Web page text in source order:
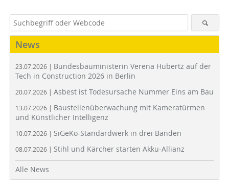
News
23.07.2026 | Bundesbauministerin Verena Hubertz auf der
Tech in Construction 2026 in Berlin
20.07.2026 | Asbest ist Todesursache Nummer Eins am Bau
13.07.2026 | Baustellenüberwachung mit Kameratürmen
und Künstlicher Intelligenz
10.07.2026 | SiGeKo-Standardwerk in drei Bänden
08.07.2026 | Stihl und Kärcher starten Akku-Allianz
Alle News